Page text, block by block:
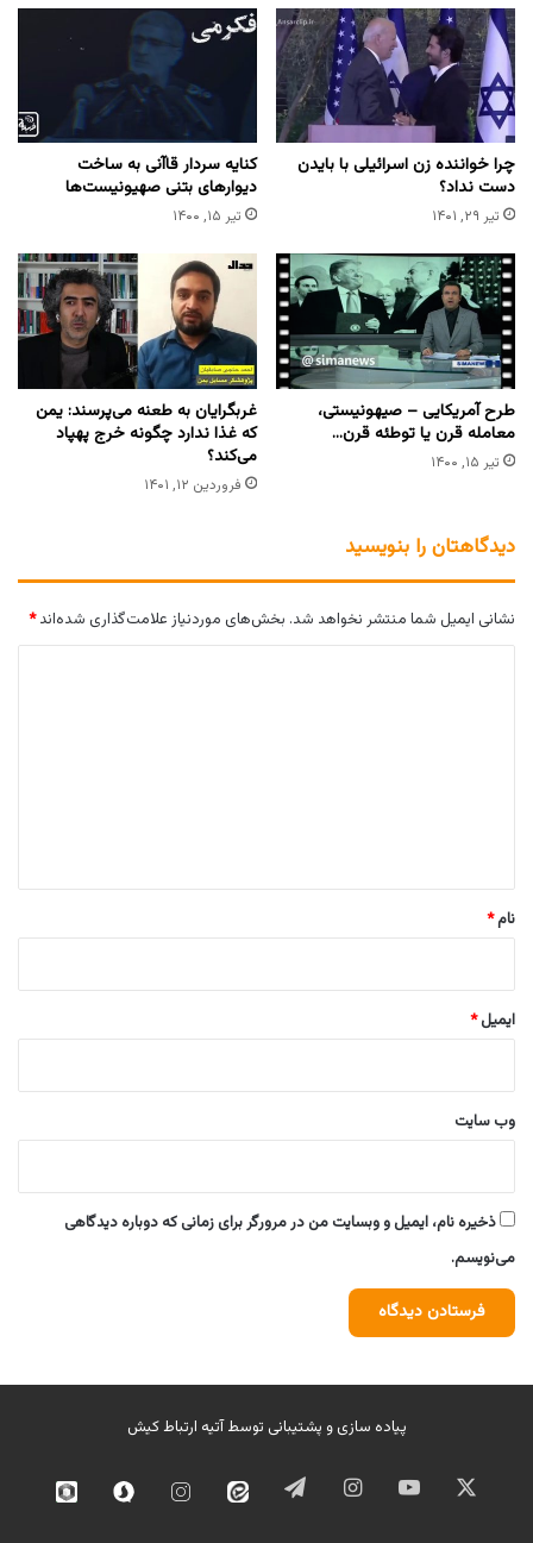
چرا خواننده زن اسرائیلی با بایدن
دست نداد؟
تیر ۲۹, ۱۴۰۱
کنایه سردار قاآنی به ساخت
دیوارهای بتنی صهیونیست‌ها
تیر ۱۵, ۱۴۰۰
طرح آمریکایی – صیهونیستی،
معامله قرن یا توطئه قرن…
تیر ۱۵, ۱۴۰۰
غربگرایان به طعنه می‌پرسند: یمن
که غذا ندارد چگونه خرج پهپاد
می‌کند؟
فروردین ۱۲, ۱۴۰۱
دیدگاهتان را بنویسید
نشانی ایمیل شما منتشر نخواهد شد. بخش‌های موردنیاز علامت‌گذاری شده‌اند*
نام*
ایمیل*
وب‌ سایت
ذخیره نام، ایمیل و وبسایت من در مرورگر برای زمانی که دوباره دیدگاهی
می‌نویسم.
پیاده سازی و پشتیبانی توسطآتیه ارتباط کیش
ایکس یوتیوب اینستاگرامتلگرام ایتا
اینستاگرامسروش